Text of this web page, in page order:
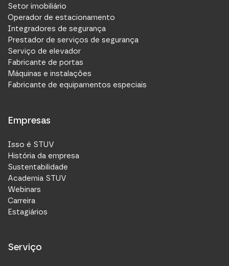
Setor imobiliário
Operador de estacionamento
Integradores de segurança
Prestador de serviços de segurança
Serviço de elevador
Fabricante de portas
Máquinas e instalações
Fabricante de equipamentos especiais
Empresas
Isso é STUV
História da empresa
Sustentabilidade
Academia STUV
Webinars
Carreira
Estagiários
Serviço